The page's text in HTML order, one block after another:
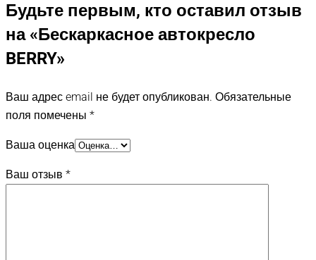
Будьте первым, кто оставил отзыв
на «Бескаркасное автокресло
BERRY»
Ваш адрес email не будет опубликован. Обязательные
поля помечены *
Ваша оценка
Ваш отзыв *